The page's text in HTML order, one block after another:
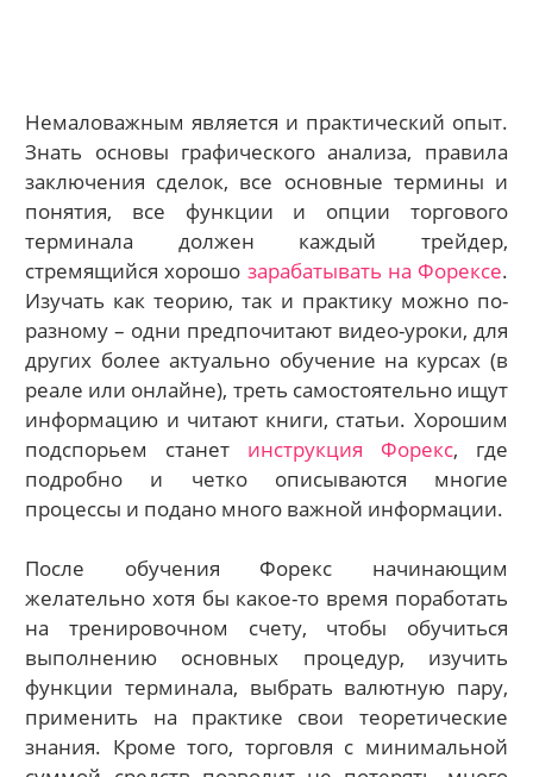
Немаловажным является и практический опыт.
Знать основы графического анализа, правила
заключения сделок, все основные термины и
понятия, все функции и опции торгового
терминала должен каждый трейдер,
стремящийся хорошо зарабатывать на Форексе.
Изучать как теорию, так и практику можно по-
разному – одни предпочитают видео-уроки, для
других более актуально обучение на курсах (в
реале или онлайне), треть самостоятельно ищут
информацию и читают книги, статьи. Хорошим
подспорьем станет инструкция Форекс, где
подробно и четко описываются многие
процессы и подано много важной информации.
После обучения Форекс начинающим
желательно хотя бы какое-то время поработать
на тренировочном счету, чтобы обучиться
выполнению основных процедур, изучить
функции терминала, выбрать валютную пару,
применить на практике свои теоретические
знания. Кроме того, торговля с минимальной